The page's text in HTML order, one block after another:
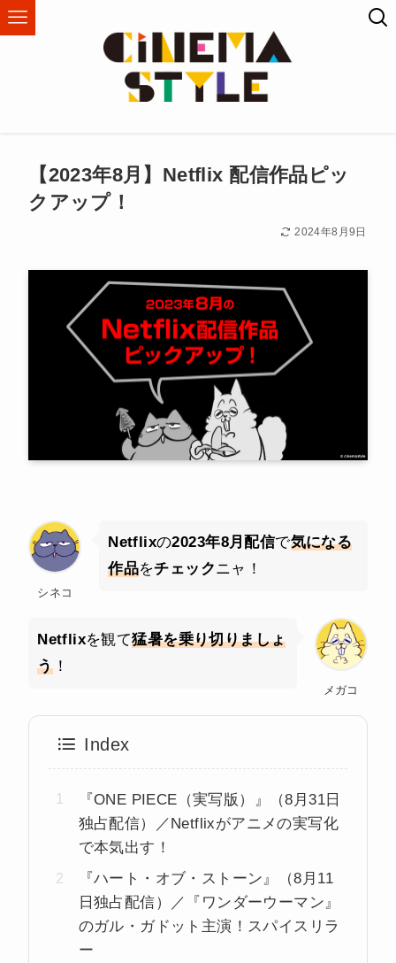
【2023年8月】Netflix 配信作品ピッ
クアップ！
2024年8月9日
シネコ
Netflixの2023年8月配信で気になる
作品をチェックニャ！
メガコ
Netflixを観て猛暑を乗り切りましょ
う！
Index
『ONE PIECE（実写版）』（8月31日
独占配信）／Netflixがアニメの実写化
で本気出す！
『ハート・オブ・ストーン』（8月11
日独占配信）／『ワンダーウーマン』
のガル・ガドット主演！スパイスリラ
ー